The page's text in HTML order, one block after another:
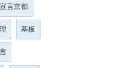
言京都
基板